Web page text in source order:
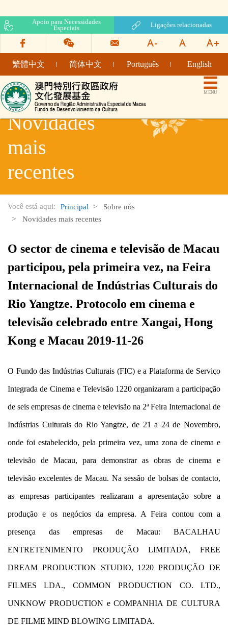
Apoio para Necessidades
Especiais
Ligações relacionadas
繁體中文 简体中文 Português English
Fundo de Desenvolvimento da Cultura
MENU
Novidades
mais
recentes
Você está aqui: Principal
Sobre nós
Novidades mais recentes
O sector de cinema e televisão de Macau
participou, pela primeira vez, na Feira
Internacional de Indústrias Culturais do
Rio Yangtze. Protocolo em cinema e
televisão celebrado entre Xangai, Hong
Kong e Macau 2019-11-26
O Fundo das Indústrias Culturais (FIC) e a Plataforma de Serviço
Integrada de Cinema e Televisão 1220 organizaram a participação
de seis empresas de cinema e televisão na 2ª Feira Internacional de
Indústrias Culturais do Rio Yangtze, de 21 a 24 de Novembro,
onde foi estabelecido, pela primeira vez, uma zona de cinema e
televisão de Macau, para demonstrar as obras de cinema e
televisão excelentes de Macau. Na sessão de bolsas de contacto,
as empresas participantes realizaram a apresentação sobre a
produção e os negócios da empresa. A Feira contou com a
presença das empresas de Macau: BACALHAU
ENTRETENIMENTO PRODUÇÃO LIMITADA, FREE
DREAM PRODUCTION STUDIO, 1220 PRODUÇÃO DE
FILMES LDA., COMMON PRODUCTION CO. LTD.,
UNKNOW PRODUCTION e COMPANHIA DE CULTURA
DE FILME MIND BLOWING LIMITADA.